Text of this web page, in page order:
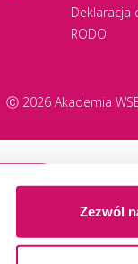
Zezwól
Deklaracja
RODO
Ⓒ 2026 Akademia
się